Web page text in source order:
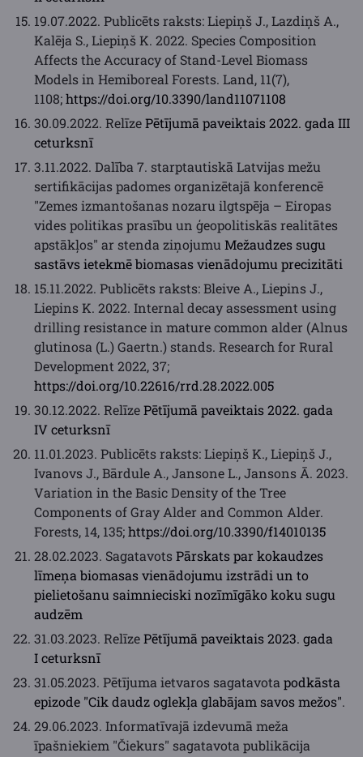
19.07.2022. Publicēts raksts: Liepiņš J., Lazdiņš A.,
Kalēja S., Liepiņš K. 2022. Species Composition
Affects the Accuracy of Stand-Level Biomass
Models in Hemiboreal Forests. Land, 11(7),
1108;https://doi.org/10.3390/land11071108
30.09.2022. RelīzePētījumā paveiktais 2022. gada III
ceturksnī
3.11.2022. Dalība 7. starptautiskā Latvijas mežu
sertifikācijas padomes organizētajā konferencē
"Zemes izmantošanas nozaru ilgtspēja – Eiropas
vides politikas prasību un ģeopolitiskās realitātes
apstākļos" ar stenda ziņojumu Mežaudzes sugu
sastāvs ietekmē biomasas vienādojumu precizitāti
15.11.2022. Publicēts raksts: Bleive A., Liepins J.,
Liepins K. 2022. Internal decay assessment using
drilling resistance in mature common alder (Alnus
glutinosa (L.) Gaertn.) stands. Research for Rural
Development 2022, 37;
https://doi.org/10.22616/rrd.28.2022.005
30.12.2022. RelīzePētījumā paveiktais 2022. gada
IV ceturksnī
11.01.2023. Publicēts raksts: Liepiņš K., Liepiņš J.,
Ivanovs J., Bārdule A., Jansone L., Jansons Ā. 2023.
Variation in the Basic Density of the Tree
Components of Gray Alder and Common Alder.
Forests, 14, 135;https://doi.org/10.3390/f14010135
28.02.2023. SagatavotsPārskats par kokaudzes
līmeņa biomasas vienādojumu izstrādi un to
pielietošanu saimnieciski nozīmīgāko koku sugu
audzēm
31.03.2023. RelīzePētījumā paveiktais 2023. gada
I ceturksnī
31.05.2023. Pētījuma ietvaros sagatavota podkāsta
epizode "Cik daudz oglekļa glabājam savos mežos".
29.06.2023. Informatīvajā izdevumā meža
īpašniekiem "Čiekurs" sagatavota publikācija